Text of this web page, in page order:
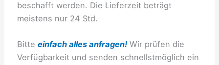
beschafft werden. Die Lieferzeit beträgt
meistens nur 24 Std.
Bitteeinfach alles anfragen! Wir prüfen die
Verfügbarkeit und senden schnellstmöglich ein